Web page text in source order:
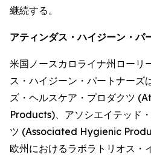
継続する。
アティンダス・ハイジーン・パ
米国ノースカロライナ州ローリ
ス・ハイジーン・パートナーズ
ズ・ヘルスケア・プロダクツ
Products)、アソシエイテッド
ツ (Associated Hygienic
欧州におけるラボラトリオス